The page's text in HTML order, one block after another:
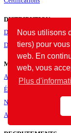
Nous utilisons
tiers) pour
web. En
web, vous
Plus
DISTRIBUTION
Distributeurs dans le
Devenir distributeur
MÉDIA
Actualités
Évènements
Newsletters
Actualités archivées